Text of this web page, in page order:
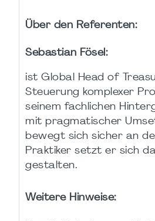
Über den Referenten:
Sebastian Fösel:
ist Global Head of
Steuerung komplexer
seinem fachlichen
mit pragmatischer
bewegt sich sicher an
Praktiker setzt er sich
gestalten.
Weitere Hinweise: